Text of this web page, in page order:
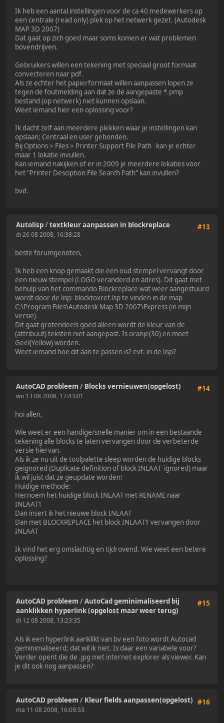
Ik heb een aantal instellingen voor de ca 40 medewerkers op
een centrale (read only) plek op het netwerk gezet. (Autodesk
MAP 3D 2007)
Dat gaat op zich goed maar soms komen er wat problemen
bovendrijven.
Gebruikers willen een tekening met speciaal groot formaat
convecteren naar pdf.
Als ze echter het papierformaat willen aanpassen lopen ze
tegen de foutmelding aan dat ze de aangepaste *.pmp
bestand (op netwerk) niet kunnen opslaan.
Weet iemand hier een oplossing voor?
Ik dacht zelf aan meerdere plekken waar je instellingen kan
opslaan; Centraal en user gebonden.
Bij Options > Files > Printer Support File Path kan je echter
maar 1 lokatie invullen.
Kan iemand nakijken of er in 2009 je meerdere lokaties voor
het "Printer Desciption File Search Path" kan invullen?
bvd.
#13
Autolisp/textkleur aanpassen in blockreplace
di 26 08 2008, 16:38:28
beste forumgenoten,
Ik heb een knop gemaakt die een oud stempel vervangt door
een nieuw stempel (LOGO veranderd en adres). Dit gaat met
behulp van het commando Blockreplace wat weer aangestuurd
wordt door de lisp: blocktoxref.lsp te vinden in de map
C:\Program Files\Autodesk Map 3D 2007\Express (in mijn
versie)
Dit gaat grotendeels goed alleen wordt de kleur van de
(attribuut) teksten niet aangepast. Is oranje(30) en moet
Geel(Yellow) worden.
Weet iemand hoe dit aan te passen is? evt. in de lisp?
#14
AutoCAD probleem / Blocks vernieuwen(opgelost)
wo 13 08 2008, 17:43:01
hoi allen,
Wie weet er een handige/snelle manier om in een bestaande
tekening alle blocks te laten vervangen door de verbeterde
versie hiervan.
Als ik ze nu uit de toolpalette sleep worden de huidige blocks
geignored (Duplicate definition of block INLAAT ignored) maar
ik wil juist dat ze geupdate worden!
Huidige methode:
Hernoem het huidige block INLAAT met RENAME naar
INLAAT1
Dan insert ik het nieuwe block INLAAT
Dan met BLOCKREPLACE het block INLAAT1 vervangen door
INLAAT
Ik vind het erg omslachtig en tijdrovend. Wie weet een betere
oplossing?
#15
AutoCAD probleem /AutoCad geminimaliseerd bij
aanklikken hyperlink (opgelost maar weer terug)
di 12 08 2008, 13:23:35
Als ik een hyperlink aanklikt van bv een foto wordt Autocad
geminimaliseerd; dat wil ik niet. Is daar een variabele voor?
Verder opent die de .jpg met internet explorer als viewer. Kan
je dit ook nog aanpassen?
#16
AutoCAD probleem / Kleur fields aanpassen(opgelost)
ma 11 08 2008, 16:09:53